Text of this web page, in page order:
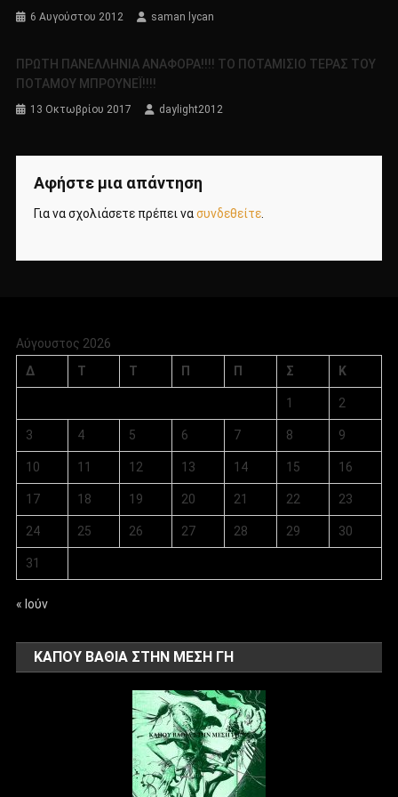
6 Αυγούστου 2012 saman lycan
ΠΡΩΤΗ ΠΑΝΕΛΛΗΝΙΑ ΑΝΑΦΟΡΑ!!!! ΤΟ ΠΟΤΑΜΙΣΙΟ ΤΕΡΑΣ ΤΟΥ
ΠΟΤΑΜΟΥ ΜΠΡΟΥΝΕΪ!!!!
13 Οκτωβρίου 2017 daylight2012
Αφήστε μια απάντηση
Για να σχολιάσετε πρέπει νασυνδεθείτε.
Αύγουστος 2026
Δ
Τ Τ Π Π Σ Κ
1 2
3 4 5 6 7 8 9
10 11 12 13 14 15 16
17 18 19 20 21 22 23
24 25 26 27 28 29 30
31
« Ιούν
ΚΑΠΟΥ ΒΑΘΙΑ ΣΤΗΝ ΜΕΣΗ ΓΗ